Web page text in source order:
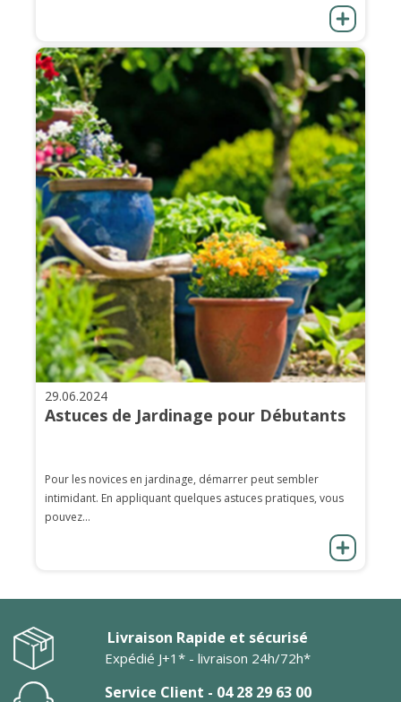
29.06.2024
Astuces de Jardinage pour Débutants
Pour les novices en jardinage, démarrer peut sembler
intimidant. En appliquant quelques astuces pratiques, vous
pouvez...
Livraison Rapide et sécurisé
Expédié J+1* - livraison 24h/72h*
Service Client - 04 28 29 63 00